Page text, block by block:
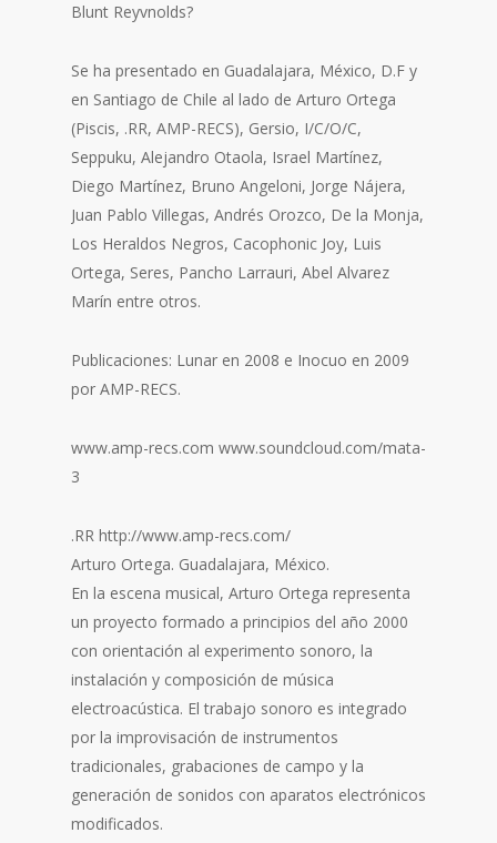
Blunt Reyvnolds?
Se ha presentado en Guadalajara, México, D.F y
en Santiago de Chile al lado de Arturo Ortega
(Piscis, .RR, AMP-RECS), Gersio, I/C/O/C,
Seppuku, Alejandro Otaola, Israel Martínez,
Diego Martínez, Bruno Angeloni, Jorge Nájera,
Juan Pablo Villegas, Andrés Orozco, De la Monja,
Los Heraldos Negros, Cacophonic Joy, Luis
Ortega, Seres, Pancho Larrauri, Abel Alvarez
Marín entre otros.
Publicaciones: Lunar en 2008 e Inocuo en 2009
por AMP-RECS.
www.amp-recs.com www.soundcloud.com/mata-
3
.RR http://www.amp-recs.com/
Arturo Ortega. Guadalajara, México.
En la escena musical, Arturo Ortega representa
un proyecto formado a principios del año 2000
con orientación al experimento sonoro, la
instalación y composición de música
electroacústica. El trabajo sonoro es integrado
por la improvisación de instrumentos
tradicionales, grabaciones de campo y la
generación de sonidos con aparatos electrónicos
modificados.